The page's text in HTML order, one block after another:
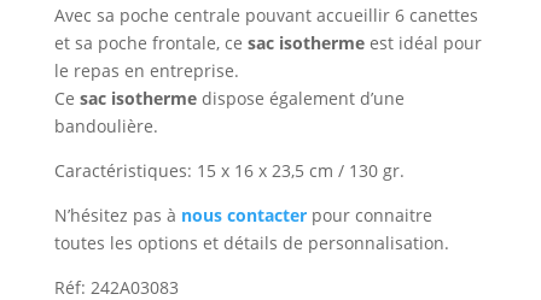
Avec sa poche centrale pouvant accueillir 6 canettes
et sa poche frontale, ce sac isothermeest idéal pour
le repas en entreprise.
Ce sac isothermedispose également d’une
bandoulière.
Caractéristiques: 15 x 16 x 23,5 cm / 130 gr.
N’hésitez pas à nous contacterpour connaitre
toutes les options et détails de personnalisation.
Réf: 242A03083